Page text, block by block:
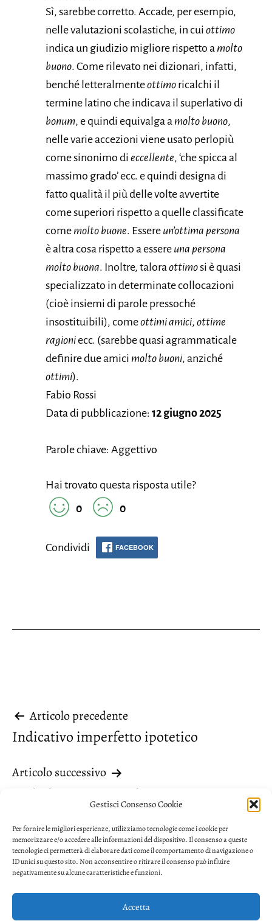
Gestisci Consenso Cookie
Per fornire le migliori esperienze, utilizziamo tecnologie come i cookie per
memorizzare e/o accedere alle informazioni del dispositivo. Il consenso a queste
tecnologie ci permetterà di elaborare dati come il comportamento di navigazione o
ID unici su questo sito. Non acconsentire o ritirare il consenso può influire
negativamente su alcune caratteristiche e funzioni.
Accetta
Sì, sarebbe corretto. Accade, per esempio,
nelle valutazioni scolastiche, in cui ottimo
indica un giudizio migliore rispetto a molto
buono. Come rilevato nei dizionari, infatti,
benché letteralmenteottimo ricalchi il
termine latino che indicava il superlativo di
bonum, e quindi equivalga a molto buono,
nelle varie accezioni viene usato perlopiù
come sinonimo di eccellente, ‘che spicca al
massimo grado’ ecc. e quindi designa di
fatto qualità il più delle volte avvertite
come superiori rispetto a quelle classificate
come molto buone. Essere un’ottima persona
è altra cosa rispetto a essere una persona
molto buona. Inoltre, taloraottimosi è quasi
specializzato in determinate collocazioni
(cioè insiemi di parole pressoché
insostituibili), comeottimi amici, ottime
ragioniecc. (sarebbe quasi agrammaticale
definire due amici molto buoni, anziché
ottimi).
Fabio Rossi
Data di pubblicazione: 12 giugno 2025
Parole chiave: Aggettivo
Hai trovato questa risposta utile?
0
0
Condividi FACEBOOK
Navigazione
articoli
Articolo precedente
Indicativo imperfetto ipotetico
Articolo successivo
Varietà o correttezza?